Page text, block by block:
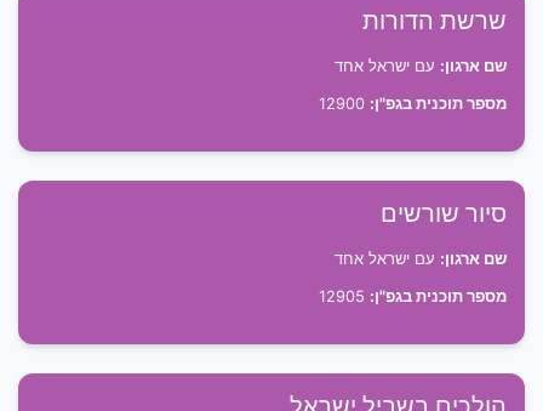
שרשת הדורות
שם ארגון: עם ישראל אחד
מספר תוכנית בגפ"ן:
סיור שורשים
שם ארגון: עם ישראל אחד
מספר תוכנית בגפ"ן: